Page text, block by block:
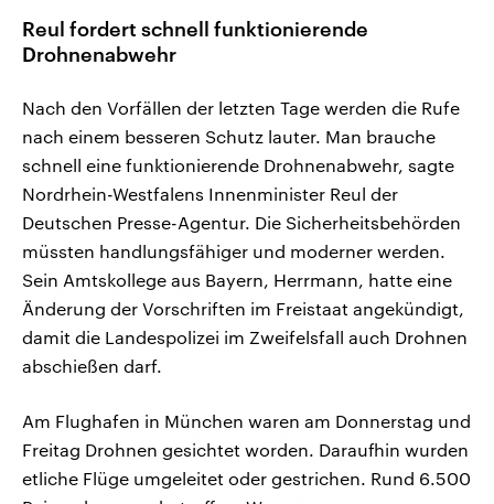
Reul fordert schnell funktionierende
Drohnenabwehr
Nach den Vorfällen der letzten Tage werden die Rufe
nach einem besseren Schutz lauter. Man brauche
schnell eine funktionierende Drohnenabwehr, sagte
Nordrhein-Westfalens Innenminister Reul der
Deutschen Presse-Agentur. Die Sicherheitsbehörden
müssten handlungsfähiger und moderner werden.
Sein Amtskollege aus Bayern, Herrmann, hatte eine
Änderung der Vorschriften im Freistaat angekündigt,
damit die Landespolizei im Zweifelsfall auch Drohnen
abschießen darf.
Am Flughafen in München waren am Donnerstag und
Freitag Drohnen gesichtet worden. Daraufhin wurden
etliche Flüge umgeleitet oder gestrichen. Rund 6.500